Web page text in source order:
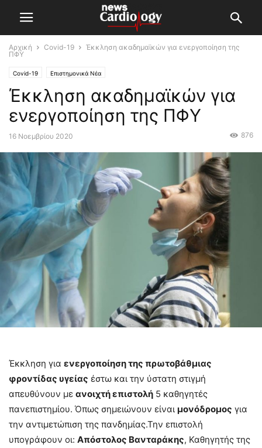
Αρχική Covid-19
Έκκληση ακαδημαϊκών για ενεργοποίηση της
ΠΦΥ
Covid-19 Επιστημονικά Νέα
Έκκληση ακαδημαϊκών για
ενεργοποίηση της ΠΦΥ
16 Νοεμβρίου 2020 876
Έκκληση για ενεργοποίηση της πρωτοβάθμιας
φροντίδας υγείας έστω και την ύστατη στιγμή
απευθύνουν με ανοιχτή επιστολή 5 καθηγητές
πανεπιστημίου. Όπως σημειώνουν είναι μονόδρομος για
την αντιμετώπιση της πανδημίας.Την επιστολή
υπογράφουν οι: Απόστολος Βανταράκης, Καθηγητής της